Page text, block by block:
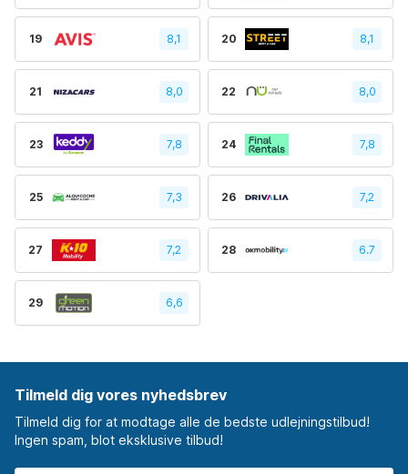
19 8,1 20 8,1
21 8,0 22 8,0
23 7,8 24 7,8
25 7,3 26 7,2
27 7,2 28 6.7
29 6,6
Tilmeld dig vores nyhedsbrev
Tilmeld dig for at modtage alle de bedste udlejningstilbud!
Ingen spam, blot eksklusive tilbud!